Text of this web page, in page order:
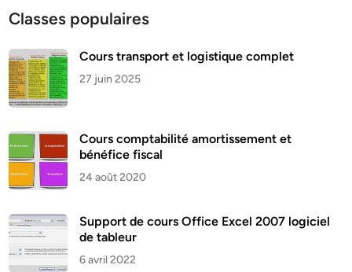
Classes populaires
Cours transport et logistique complet
27 juin 2025
Cours comptabilité amortissement et
bénéfice fiscal
24 août 2020
Support de cours Office Excel 2007 logiciel
de tableur
6 avril 2022